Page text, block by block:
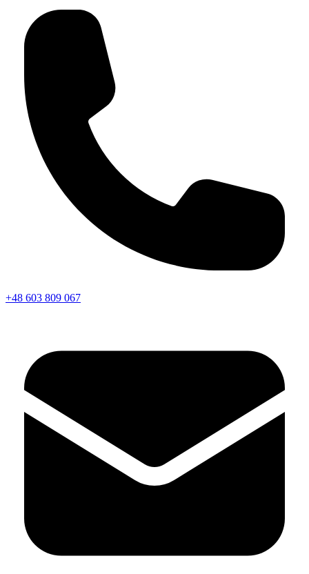
+48 603 809 067